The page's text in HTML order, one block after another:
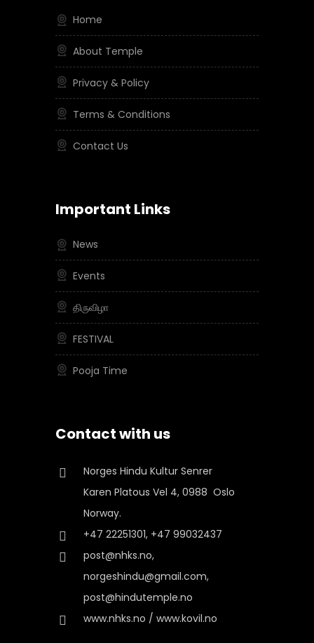
Home
About Temple
Privacy & Policy
Terms & Conditions
Contact Us
Important Links
News
Events
திருவிழா
FESTIVAL
Pooja Time
Contact with us
Norges Hindu Kultur Senrer
Karen Platous Vel 4, 0988 Oslo
Norway.
+47 22251301, +47 99032437
post@nhks.no,
norgeshindu@gmail.com,
post@hindutemple.no
www.nhks.no / www.kovil.no